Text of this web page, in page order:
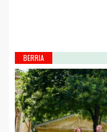
BERRIA